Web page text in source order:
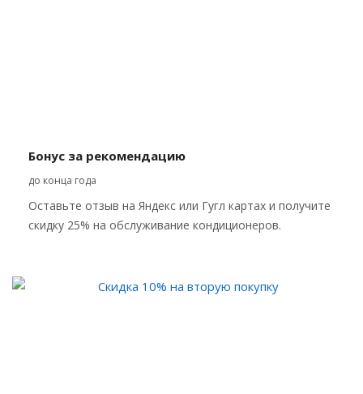
Бонус за рекомендацию
до конца года
Оставьте отзыв на Яндекс или Гугл картах и получите
скидку 25% на обслуживание кондиционеров.